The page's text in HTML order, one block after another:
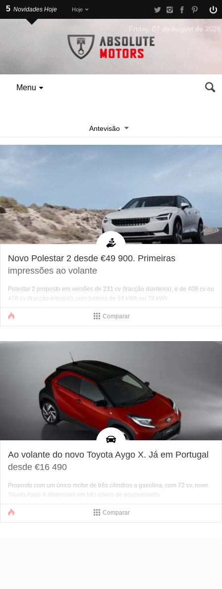
5 Novidades Hoje Hoje
Friday, 07 de August de 2026
Menu
Antevisão
Novo Polestar 2 desde €49 900. Primeiras
impressões ao volante
Polestar 2 proposto em versões de 231 cv (tracção dianteira), e de 408 cv ou
476 cv (tracção integral), com bateria de 69 kWh ou 78 kWh
Comparar
Ao volante do novo Toyota Aygo X. Já em Portugal
desde €16 490
Proposto com um único motor de três cilindros a gasolina, com 72 cv, novo
Toyota Aygo X disponível em três níveis de equipamento
Comparar